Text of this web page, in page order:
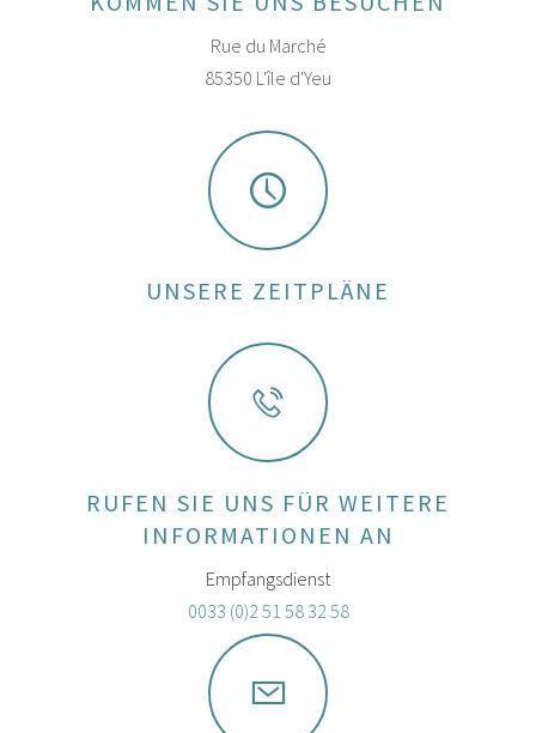
Rue du Marché
85350 L'île d'Yeu
UNSERE ZEITPLÄNE
RUFEN SIE UNS FÜR WEITERE
INFORMATIONEN AN
Empfangsdienst
0033 (0)2 51 58 32 58